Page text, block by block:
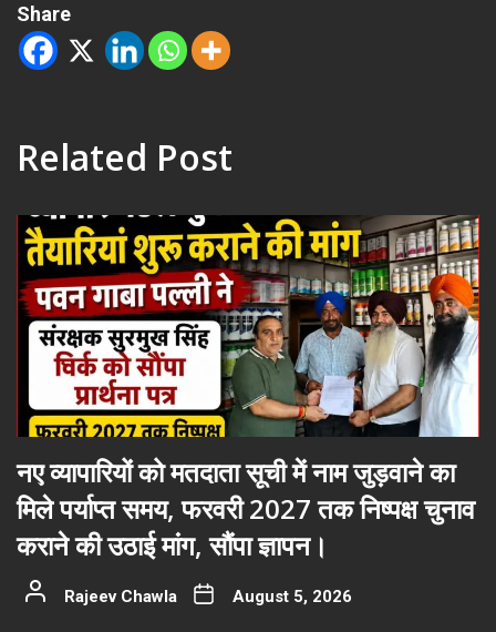
Share
Related Post
नए व्यापारियों को मतदाता सूची में नाम जुड़वाने का
मिले पर्याप्त समय, फरवरी 2027 तक निष्पक्ष चुनाव
कराने की उठाई मांग, सौंपा ज्ञापन।
Rajeev Chawla August 5, 2026